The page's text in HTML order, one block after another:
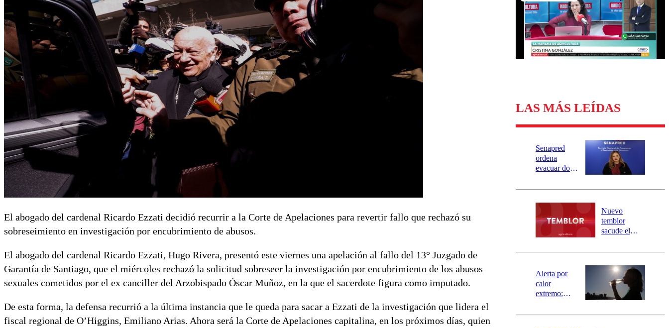
Universidad de Chile
Sustentabilidad
El abogado del cardenal Ricardo Ezzati decidió recurrir a la Corte de Apelaciones para revertir fallo que rechazó su
sobreseimiento en investigación por encubrimiento de abusos.
El abogado del cardenal Ricardo Ezzati, Hugo Rivera, presentó este viernes una apelación al fallo del 13° Juzgado de
Garantía de Santiago, que el miércoles rechazó la solicitud sobreseer la investigación por encubrimiento de los abusos
sexuales cometidos por el ex canciller del Arzobispado Óscar Muñoz, en la que el sacerdote figura como imputado.
De esta forma, la defensa recurrió a la última instancia que le queda para sacar a Ezzati de la investigación que lidera el
fiscal regional de O’Higgins, Emiliano Arias. Ahora será la Corte de Apelaciones capitalina, en los próximos días, quien
LAS MÁS LEÍDAS
Senapred
ordena
evacuar dos
Carahue por
río Damas:
activa
mensajería
SAE
Nuevo
temblor
sacude el
revisa la
epicentro
Alerta por
calor
extremo:
activa Alerta